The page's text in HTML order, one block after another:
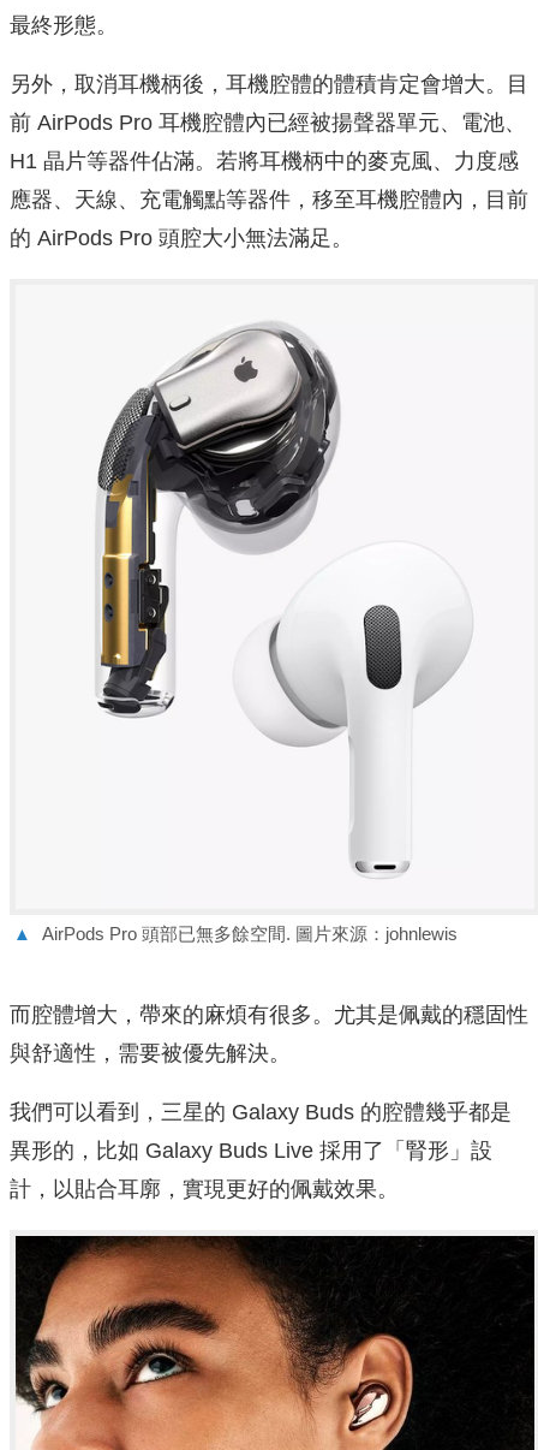
最終形態。
另外，取消耳機柄後，耳機腔體的體積肯定會增大。目
前 AirPods Pro 耳機腔體內已經被揚聲器單元、電池、
H1 晶片等器件佔滿。若將耳機柄中的麥克風、力度感
應器、天線、充電觸點等器件，移至耳機腔體內，目前
的 AirPods Pro 頭腔大小無法滿足。
▲ AirPods Pro 頭部已無多餘空間. 圖片來源：johnlewis
而腔體增大，帶來的麻煩有很多。尤其是佩戴的穩固性
與舒適性，需要被優先解決。
我們可以看到，三星的 Galaxy Buds 的腔體幾乎都是
異形的，比如 Galaxy Buds Live 採用了「腎形」設
計，以貼合耳廓，實現更好的佩戴效果。